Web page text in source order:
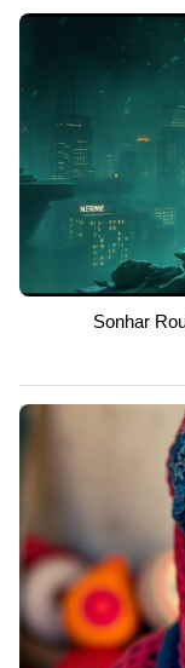
Sonhar